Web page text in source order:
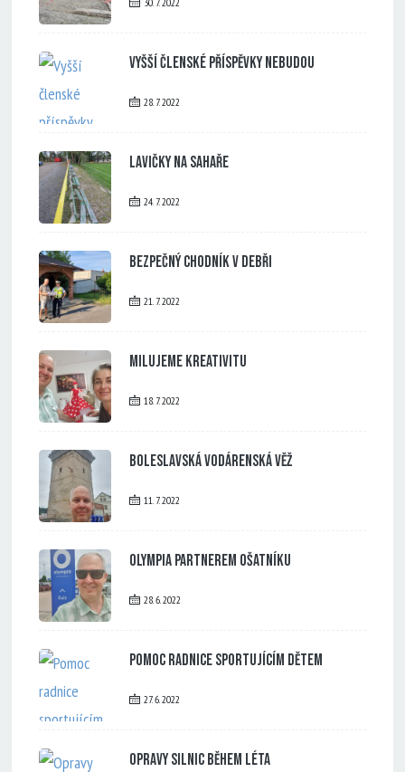
Vyšší členské příspěvky nebudou
28. 7. 2022
Lavičky na Sahaře
24. 7. 2022
Bezpečný chodník v Debři
21. 7. 2022
Milujeme kreativitu
18. 7. 2022
Boleslavská vodárenská věž
11. 7. 2022
Olympia partnerem Ošatníku
28. 6. 2022
Pomoc radnice sportujícím dětem
27. 6. 2022
Opravy silnic během léta